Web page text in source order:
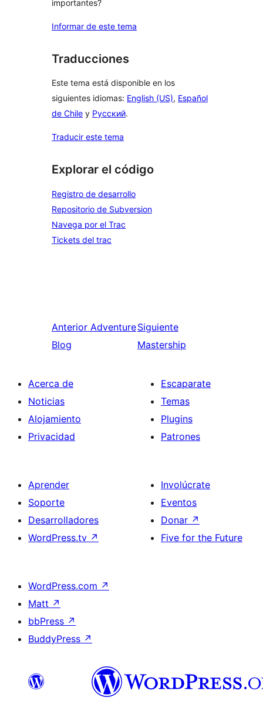
importantes?
Informar de este tema
Traducciones
Este tema está disponible en los
siguientes idiomas: English (US), Español
de Chile y Русский.
Traducir este tema
Explorar el código
Registro de desarrollo
Repositorio de Subversion
Navega por el Trac
Tickets del trac
Anterior Adventure
Blog
Siguiente
Mastership
Acerca de
Noticias
Alojamiento
Privacidad
Escaparate
Temas
Plugins
Patrones
Aprender
Soporte
Desarrolladores
WordPress.tv ↗
Involúcrate
Eventos
Donar ↗
Five for the Future
WordPress.com ↗
Matt ↗
bbPress ↗
BuddyPress ↗